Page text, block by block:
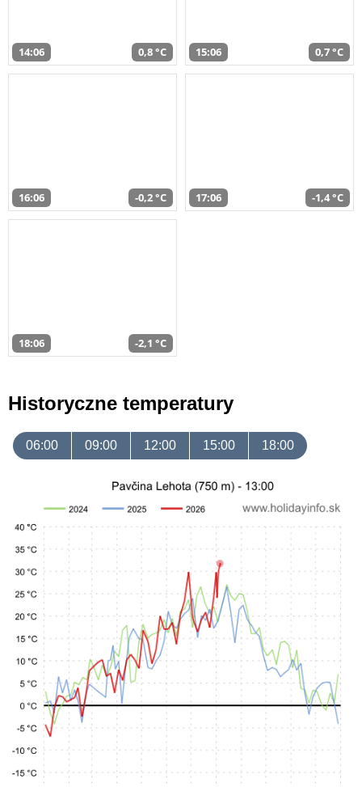
14:06 0,8 °C 15:06 0,7 °C
16:06 -0,2 °C 17:06 -1,4 °C
18:06 -2,1 °C
Historyczne temperatury
06:00 09:00 12:00 15:00 18:00